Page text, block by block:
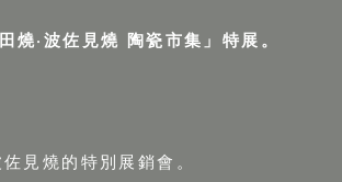
·波佐見燒 陶瓷市集」特展。
見燒的特別展銷會。